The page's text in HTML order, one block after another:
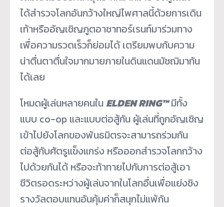
ได้สำรวจโลกอันกว้างใหญ่ไพศาลนี้ด้วยการเดิน
เท้าหรืออัญเชิญภูตอาชาทอร์เรนท์มาร่วมทาง
เพื่อความรวดเร็วก็ย่อมได้ เตรียมพบกับความ
น่าตื่นตาตื่นใจมากมายภายในดินแดนมัชฌิมากัน
ได้เลย
โหมดผู้เล่นหลายคนใน ELDEN RING™มีทั้ง
แบบ co-op และแบบต่อสู้กัน ผู้เล่นที่ถูกอัญเชิญ
เข้าไปยังโลกของพันธมิตรจะสามารถร่วมกัน
ต่อสู้กับศัตรูแข็งแกร่ง หรือออกสำรวจโลกกว้าง
ไปด้วยกันได้ หรือจะท้าทายไปกับการต่อสู้เอา
ชีวิตรอดระหว่างผู้เล่นจากในโลกอื่นเพื่อแย่งชิง
รางวัลตอบแทนอันคุ้มค่าก็สนุกไม่แพ้กัน